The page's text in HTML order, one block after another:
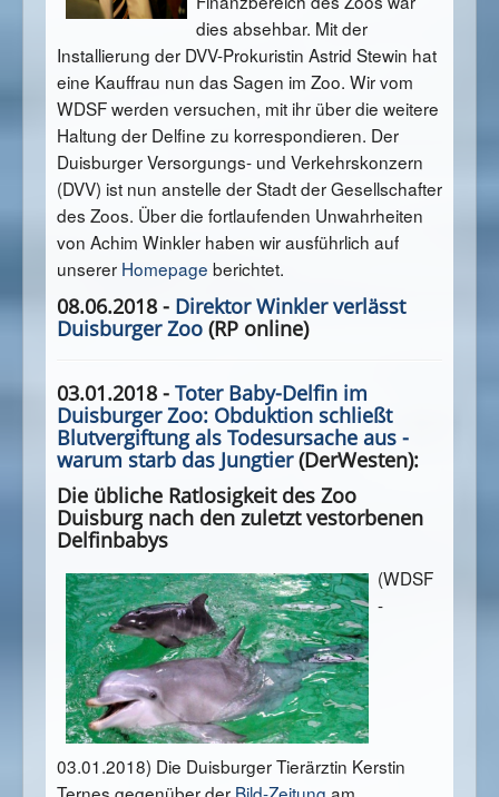
dies absehbar. Mit der
Installierung der DVV-Prokuristin Astrid Stewin hat
eine Kauffrau nun das Sagen im Zoo. Wir vom
WDSF werden versuchen, mit ihr über die weitere
Haltung der Delfine zu korrespondieren. Der
Duisburger Versorgungs- und Verkehrskonzern
(DVV) ist nun anstelle der Stadt der Gesellschafter
des Zoos. Über die fortlaufenden Unwahrheiten
von Achim Winkler haben wir ausführlich auf
unserer Homepage berichtet.
08.06.2018 - Direktor Winkler verlässt
Duisburger Zoo (RP online)
03.01.2018 - Toter Baby-Delfin im
Duisburger Zoo: Obduktion schließt
Blutvergiftung als Todesursache aus -
warum starb das Jungtier(DerWesten):
Die übliche Ratlosigkeit des Zoo
Duisburg nach den zuletzt vestorbenen
Delfinbabys
(WDSF
-
03.01.2018) Die Duisburger Tierärztin Kerstin
Ternes gegenüber der Bild-Zeitung am